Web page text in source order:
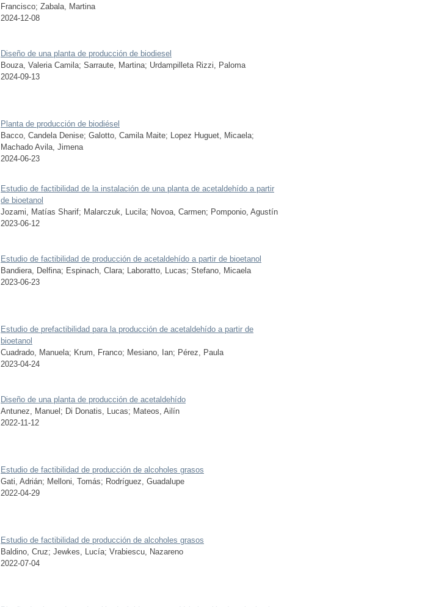
Francisco; Zabala, Martina
2024-12-08
Diseño de una planta de producción de biodiesel
Bouza, Valeria Camila; Sarraute, Martina; Urdampilleta Rizzi, Paloma
2024-09-13
Planta de producción de biodiésel
Bacco, Candela Denise; Galotto, Camila Maite; Lopez Huguet, Micaela;
Machado Avila, Jimena
2024-06-23
Estudio de factibilidad de la instalación de una planta de acetaldehído a partir
de bioetanol
Jozami, Matías Sharif; Malarczuk, Lucila; Novoa, Carmen; Pomponio, Agustín
2023-06-12
Estudio de factibilidad de producción de acetaldehído a partir de bioetanol
Bandiera, Delfina; Espinach, Clara; Laboratto, Lucas; Stefano, Micaela
2023-06-23
Estudio de prefactibilidad para la producción de acetaldehído a partir de
bioetanol
Cuadrado, Manuela; Krum, Franco; Mesiano, Ian; Pérez, Paula
2023-04-24
Diseño de una planta de producción de acetaldehído
Antunez, Manuel ; Di Donatis, Lucas; Mateos, Ailín
2022-11-12
Estudio de factibilidad de producción de alcoholes grasos
Gati, Adrián; Melloni, Tomás; Rodríguez, Guadalupe
2022-04-29
Estudio de factibilidad de producción de alcoholes grasos
Baldino, Cruz; Jewkes, Lucía; Vrabiescu, Nazareno
2022-07-04